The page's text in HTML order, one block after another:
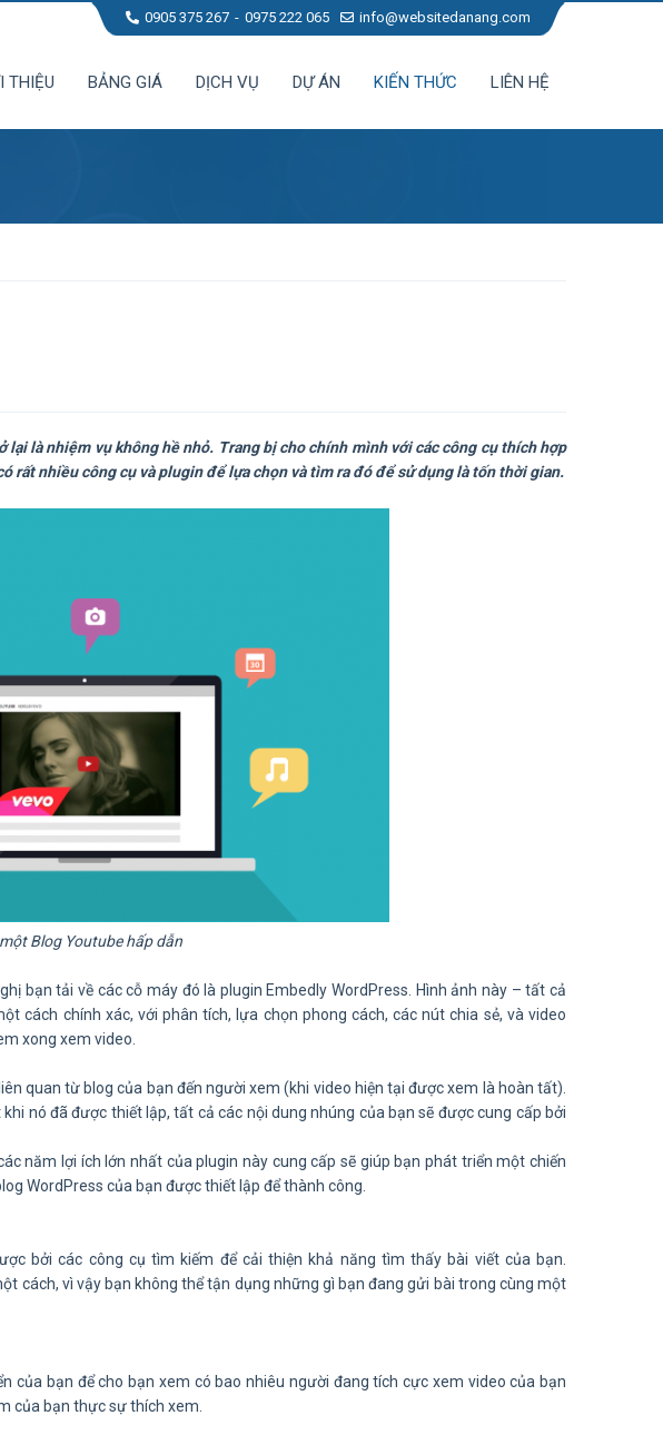
0905 375 267 0975 222 065 info@websitedanang.com
THIỆU BẢNG GIÁ DỊCH VỤ DỰ ÁN KIẾN THỨC LIÊN HỆ
lại là nhiệm vụ không hề nhỏ. Trang bị cho chính mình với các công cụ thích hợp
rất nhiều công cụ và plugin để lựa chọn và tìm ra đó để sử dụng là tốn thời gian.
Blog Youtube hấp dẫn
bạn tải về các cỗ máy đó là plugin Embedly WordPress. Hình ảnh này – tất cả
cách chính xác, với phân tích, lựa chọn phong cách, các nút chia sẻ, và video
xong xem video.
quan từ blog của bạn đến người xem (khi video hiện tại được xem là hoàn tất).
nó đã được thiết lập, tất cả các nội dung nhúng của bạn sẽ được cung cấp bởi
năm lợi ích lớn nhất của plugin này cung cấp sẽ giúp bạn phát triển một chiến
WordPress của bạn được thiết lập để thành công.
bởi các công cụ tìm kiếm để cải thiện khả năng tìm thấy bài viết của bạn.
cách, vì vậy bạn không thể tận dụng những gì bạn đang gửi bài trong cùng một
của bạn để cho bạn xem có bao nhiêu người đang tích cực xem video của bạn
của bạn thực sự thích xem.